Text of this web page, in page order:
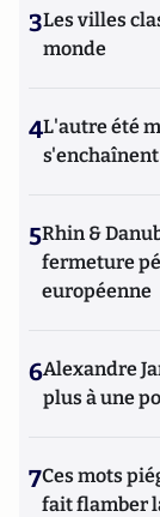
3Les villes
monde
4L'autre été
5Rhin &
fermeture
européenne
6Alexandre
plus à une
7Ces mots
fait flamber